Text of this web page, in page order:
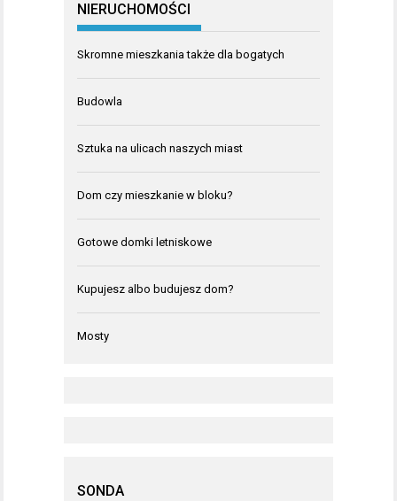
NIERUCHOMOŚCI
Skromne mieszkania także dla bogatych
Budowla
Sztuka na ulicach naszych miast
Dom czy mieszkanie w bloku?
Gotowe domki letniskowe
Kupujesz albo budujesz dom?
Mosty
SONDA